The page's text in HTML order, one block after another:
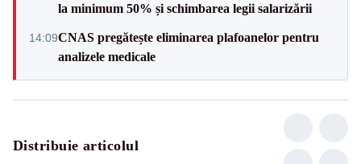
la minimum 50% și schimbarea legii salarizării
14:09CNAS pregătește eliminarea plafoanelor pentru
analizele medicale
Distribuie articolul